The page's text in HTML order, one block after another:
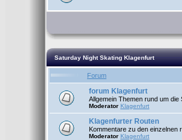
Saturday Night Skating Klagenfurt
Forum
forum Klagenfurt
Allgemein Themen rund um die
Moderator Klagenfurt
Klagenfurter Routen
Kommentare zu den einzelnen
Moderator Klagenfurt